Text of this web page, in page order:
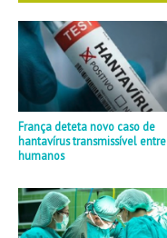
França deteta novo caso de
hantavírus transmissível entre
humanos